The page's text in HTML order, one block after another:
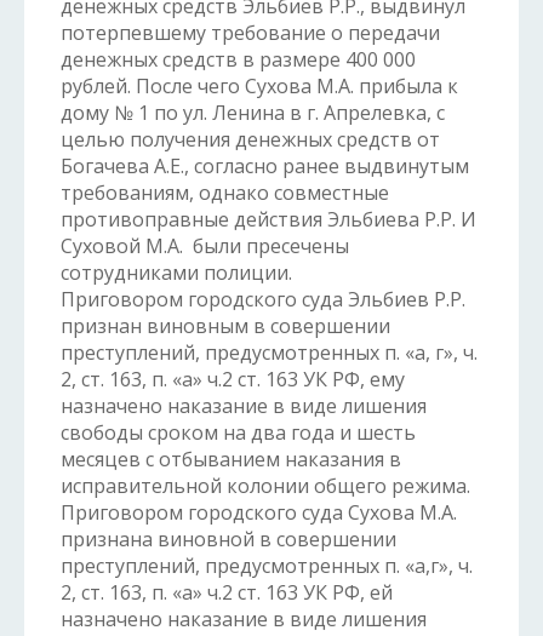
денежных средств Эльбиев Р.Р., выдвинул
потерпевшему требование о передачи
денежных средств в размере 400 000
рублей. После чего Сухова М.А. прибыла к
дому № 1 по ул. Ленина в г. Апрелевка, с
целью получения денежных средств от
Богачева А.Е., согласно ранее выдвинутым
требованиям, однако совместные
противоправные действия Эльбиева Р.Р. И
Суховой М.А. были пресечены
сотрудниками полиции.
Приговором городского суда Эльбиев Р.Р.
признан виновным в совершении
преступлений, предусмотренных п. «а, г», ч.
2, ст. 163, п. «а» ч.2 ст. 163 УК РФ, ему
назначено наказание в виде лишения
свободы сроком на два года и шесть
месяцев с отбыванием наказания в
исправительной колонии общего режима.
Приговором городского суда Сухова М.А.
признана виновной в совершении
преступлений, предусмотренных п. «а,г», ч.
2, ст. 163, п. «а» ч.2 ст. 163 УК РФ, ей
назначено наказание в виде лишения